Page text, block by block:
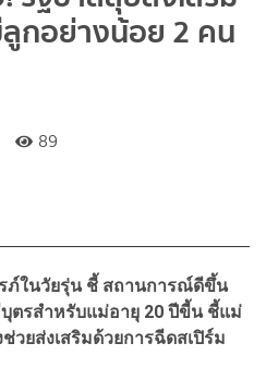
กอย่างน้อย 2 คน
89
ภ์ในวัยรุ่น ชี้ สถานการณ์ดีขึ้น
ตรสำหรับแม่อายุ 20 ปีขี้น ชี้แม่
วยส่งเสริมด้วยการฉีดสเปิร์ม